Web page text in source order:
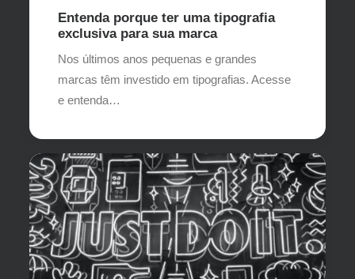
Entenda porque ter uma tipografia
exclusiva para sua marca
Nos últimos anos pequenas e grandes
marcas têm investido em tipografias. Acesse
e entenda…